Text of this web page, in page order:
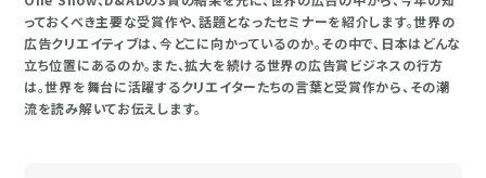
っておくべき主要な受賞作や、話題となったセミナーを紹介します。世界の
広告クリエイティブは、今どこに向かっているのか。その中で、日本はどんな
立ち位置にあるのか。また、拡大を続ける世界の広告賞ビジネスの行方
は。世界を舞台に活躍するクリエイターたちの言葉と受賞作から、その潮
流を読み解いてお伝えします。